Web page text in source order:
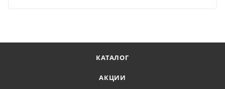
КАТАЛОГ
АКЦИИ